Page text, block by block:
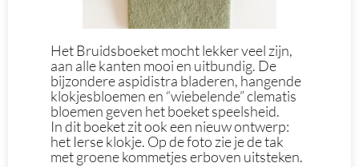
Het Bruidsboeket mocht lekker veel zijn,
aan alle kanten mooi en uitbundig. De
bijzondere aspidistra bladeren, hangende
klokjesbloemen en “wiebelende” clematis
bloemen geven het boeket speelsheid.
In dit boeket zit ook een nieuw ontwerp:
het Ierse klokje. Op de foto zie je de tak
met groene kommetjes erboven uitsteken.